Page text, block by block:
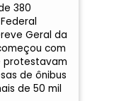
380
Geral da
com
protestavam
de ônibus
de 50 mil